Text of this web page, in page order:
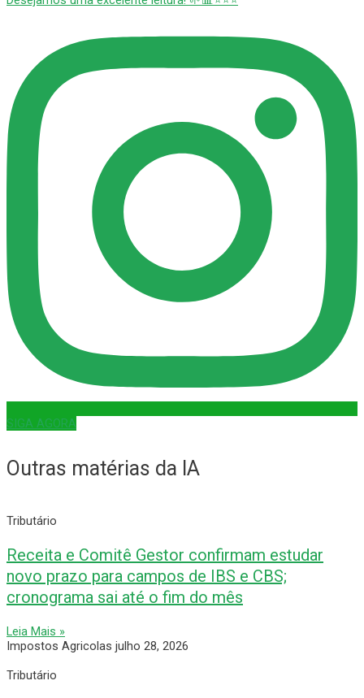
SIGA AGORA
Outras matérias da IA
Tributário
Receita e Comitê Gestor confirmam estudar
novo prazo para campos de IBS e CBS;
cronograma sai até o fim do mês
Leia Mais »
Impostos Agricolas julho 28, 2026
Tributário